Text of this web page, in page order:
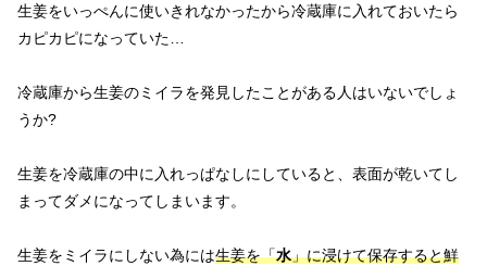
生姜をいっぺんに使いきれなかったから冷蔵庫に入れておいたら
カピカピになっていた…
冷蔵庫から生姜のミイラを発見したことがある人はいないでしょ
うか?
生姜を冷蔵庫の中に入れっぱなしにしていると、表面が乾いてし
まってダメになってしまいます。
生姜をミイラにしない為には生姜を「水」に浸けて保存すると鮮